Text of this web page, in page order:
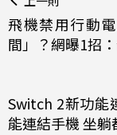
飛機禁用行動
間」？網曝1招
Switch 2新功能
能連結手機 坐躺